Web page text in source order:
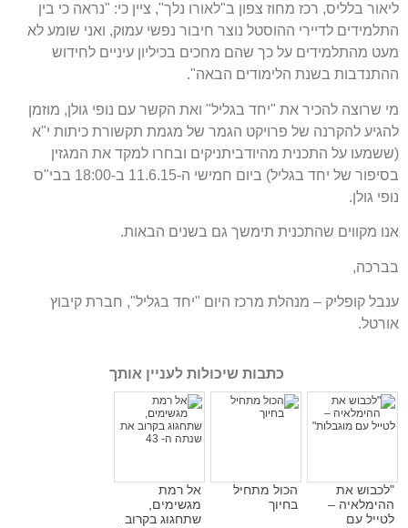
ליאור בלליס, רכז מחוז צפון ב"לאורו נלך", ציין כי: "נראה כי בין
התלמידים לדיירי ההוסטל נוצר חיבור נפשי עמוק, ואני שומע לא
מעט מהתלמידים על כך שהם מחכים בכיליון עיניים לחידוש
ההתנדבות בשנת הלימודים הבאה".
מי שרוצה להכיר את "יחד בגליל" ואת הקשר עם נופי גולן, מוזמן
להגיע להקרנה של פרויקט הגמר של מגמת תקשורת כיתות י"א
(ששמעו על התכנית מהיודביתניקים ובחרו למקד את המגזין
בסיפור של יחד בגליל) ביום חמישי ה-11.6.15 ב-18:00 בבי"ס
נופי גולן.
אנו מקווים שהתכנית תימשך גם בשנים הבאות.
בברכה,
ענבל קופליק – מנהלת מרכז היום "יחד בגליל", חברת קיבוץ
אורטל.
כתבות שיכולות לעניין אותך
"לכבוש את
ההימלאיה –
לטייל עם
הכול מתחיל
בחיוך
אל רמת
מגשימים,
שתחגוג בקרוב